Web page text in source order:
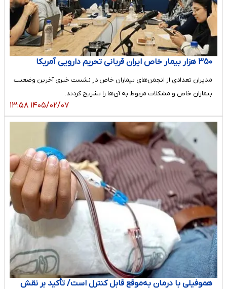
۳۵۰ هزار بیمار خاص ایران قربانی تحریم دارویی آمریکا
مدیران تعدادی از انجمن‌های بیماران خاص در نشست خبری آخرین وضعیت
بیماران خاص و مشکلات مربوط به آن‌ها را تشریح کردند.
۱۴۰۵/۰۲/۰۷ ۱۳:۵۸
هموفیلی با درمان به‌موقع قابل کنترل است/ تأکید بر نقش